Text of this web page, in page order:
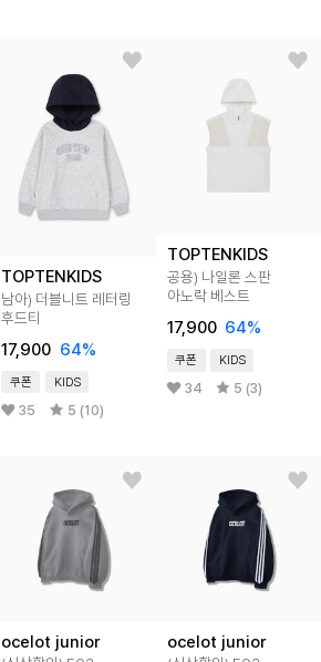
TOPTENKIDS
남아) 더블니트 레터링
후드티
17,900 64%
쿠폰 KIDS
35 5 (10)
TOPTENKIDS
공용) 나일론 스판
아노락 베스트
17,900 64%
쿠폰 KIDS
34 5 (3)
ocelot junior ocelot junior